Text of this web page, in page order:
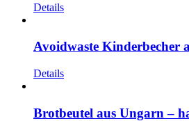
Details
Avoidwaste Kinderbecher
Details
Brotbeutel aus Ungarn –